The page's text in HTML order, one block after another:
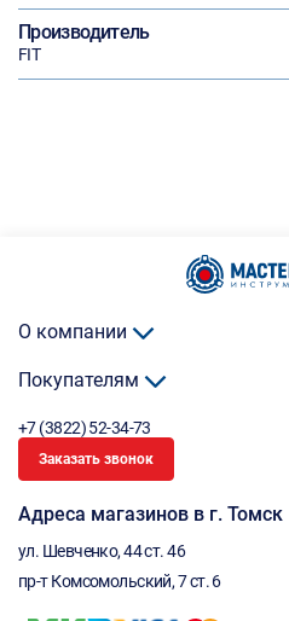
Производитель
FIT
О компании
Покупателям
+7 (3822) 52-34-73
Заказать звонок
Адреса магазинов в г. Томск
ул. Шевченко, 44 ст. 46
пр-т Комсомольский, 7 ст. 6